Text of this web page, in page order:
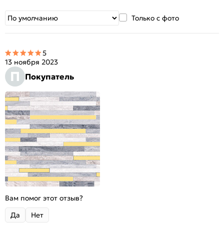
Только с фото
П Покупатель
13 ноября 2023
5
Вам помог этот отзыв?
Да
Нет